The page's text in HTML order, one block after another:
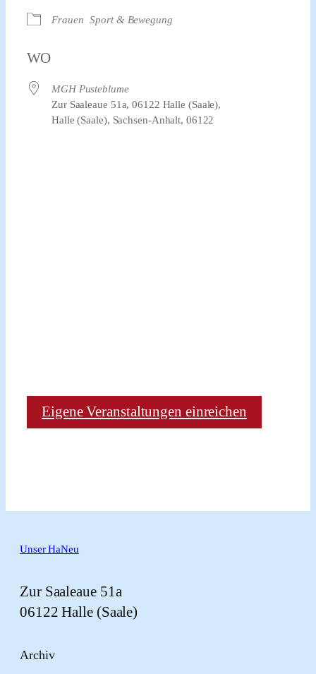
Frauen Sport & Bewegung
WO
MGH Pusteblume
Zur Saaleaue 51a, 06122 Halle (Saale),
Halle (Saale), Sachsen-Anhalt, 06122
Eigene Veranstaltungen einreichen
Unser HaNeu
Zur Saaleaue 51a
06122 Halle (Saale)
Archiv